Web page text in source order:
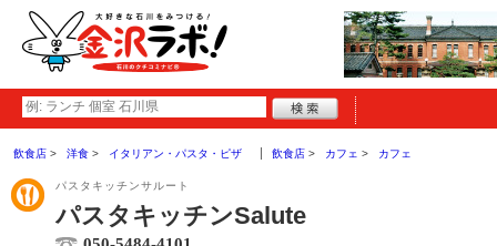
飲食店 洋食 イタリアン・パスタ・ピザ 飲食店 カフェ カフェ
パスタキッチンサルート
パスタキッチンSalute